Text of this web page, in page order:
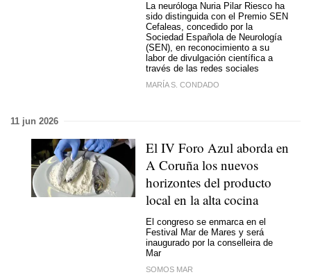
La neuróloga Nuria Pilar Riesco ha
sido distinguida con el Premio SEN
Cefaleas, concedido por la
Sociedad Española de Neurología
(SEN), en reconocimiento a su
labor de divulgación científica a
través de las redes sociales
MARÍA S. CONDADO
11 jun 2026
El IV Foro Azul aborda en
A Coruña los nuevos
horizontes del producto
local en la alta cocina
El congreso se enmarca en el
Festival Mar de Mares y será
inaugurado por la conselleira de
Mar
SOMOS MAR